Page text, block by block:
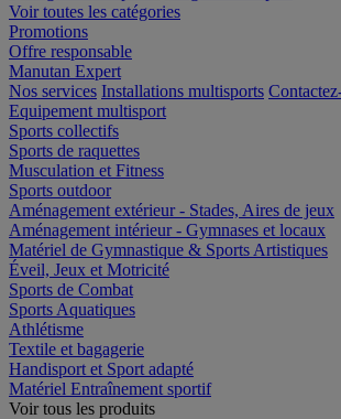
Voir toutes les catégories
Promotions
Offre responsable
Manutan Expert
Nos services Installations multisports
Equipement multisport
Sports collectifs
Sports de raquettes
Musculation et Fitness
Sports outdoor
Aménagement extérieur - Stades, Aires de jeux
Aménagement intérieur - Gymnases et locaux
Matériel de Gymnastique & Sports Artistiques
Éveil, Jeux et Motricité
Sports de Combat
Sports Aquatiques
Athlétisme
Textile et bagagerie
Handisport et Sport adapté
Matériel Entraînement sportif
Voir tous les produits